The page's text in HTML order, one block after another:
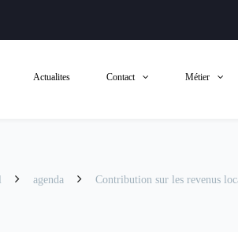
Actualites Contact Métier
agenda Contribution sur les revenus